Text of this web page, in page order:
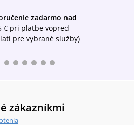
zadarmo nad
€ pri platbe vopred
pre vybrané služby)
zákazníkmi